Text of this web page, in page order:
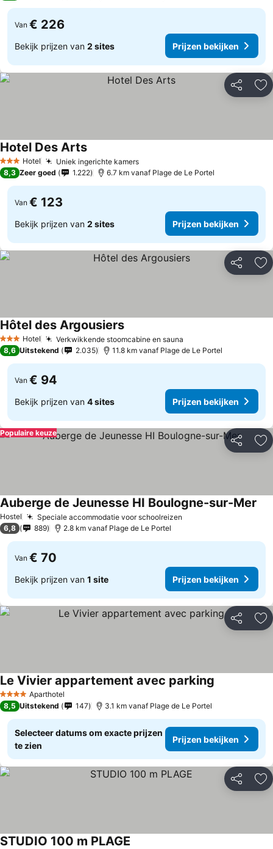
Van € 226
Bekijk prijzen van 2 sites Prijzen bekijken
Delen
3 SterrenHotel Uniek ingerichte kamers
Hotel Des Arts
8,3 Zeer goed 1.222 6.7 km vanaf Plage de Le Portel
Van € 123
Bekijk prijzen van 2 sites Prijzen bekijken
Delen
3 SterrenHotel Verkwikkende stoomcabine en sauna
Hôtel des Argousiers
8,6 Uitstekend 2.035 11.8 km vanaf Plage de Le Portel
Van € 94
Bekijk prijzen van 4 sites Prijzen bekijken
Delen
Populaire keuze
Hostel Speciale accommodatie voor schoolreizen
Auberge de Jeunesse HI Boulogne-sur-Mer
6,8 889 2.8 km vanaf Plage de Le Portel
Van € 70
Bekijk prijzen van 1 site Prijzen bekijken
Delen
4 SterrenAparthotel
Le Vivier appartement avec parking
8,5 Uitstekend 147 3.1 km vanaf Plage de Le Portel
Selecteer datums om exacte prijzen
te zien
Prijzen bekijken
Delen
STUDIO 100 m PLAGE